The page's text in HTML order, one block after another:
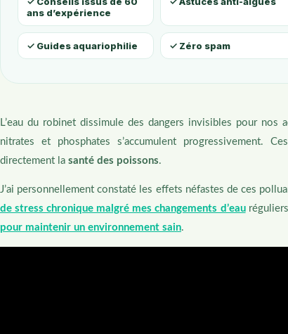
ans d’expérience
✓ Guides aquariophilie ✓ Zéro spam
L’eau du robinet dissimule des dangers invisibles pour
nitrates et phosphates s’accumulent progressivement.
directement la santé des poissons.
J’ai personnellement constaté les effets néfastes de ces
de stress chronique malgré mes changements d’eau
pour maintenir un environnement sain.